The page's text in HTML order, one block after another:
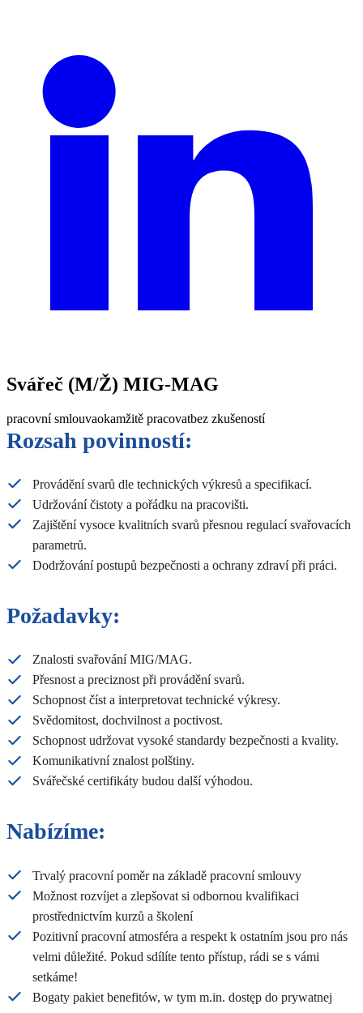
Svářeč (M/Ž) MIG-MAG
pracovní smlouvaokamžitě pracovatbez zkušeností
Rozsah povinností:
Provádění svarů dle technických výkresů a specifikací.
Udržování čistoty a pořádku na pracovišti.
Zajištění vysoce kvalitních svarů přesnou regulací svařovacích
parametrů.
Dodržování postupů bezpečnosti a ochrany zdraví při práci.
Požadavky:
Znalosti svařování MIG/MAG.
Přesnost a preciznost při provádění svarů.
Schopnost číst a interpretovat technické výkresy.
Svědomitost, dochvilnost a poctivost.
Schopnost udržovat vysoké standardy bezpečnosti a kvality.
Komunikativní znalost polštiny.
Svářečské certifikáty budou další výhodou.
Nabízíme:
Trvalý pracovní poměr na základě pracovní smlouvy
Možnost rozvíjet a zlepšovat si odbornou kvalifikaci
prostřednictvím kurzů a školení
Pozitivní pracovní atmosféra a respekt k ostatním jsou pro nás
velmi důležité. Pokud sdílíte tento přístup, rádi se s vámi
setkáme!
Bogaty pakiet benefitów, w tym m.in. dostęp do prywatnej